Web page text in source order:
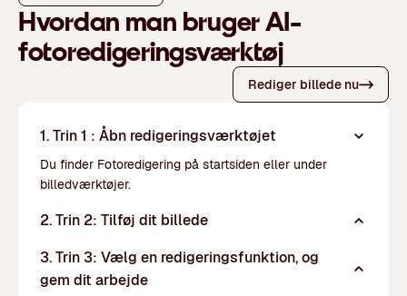
Hvordan man bruger AI-
fotoredigeringsværktøj
Rediger billede nu
1. Trin 1 : Åbn redigeringsværktøjet
Du finder Fotoredigering på startsiden eller under
billedværktøjer.
2. Trin 2: Tilføj dit billede
3. Trin 3: Vælg en redigeringsfunktion, og
gem dit arbejde